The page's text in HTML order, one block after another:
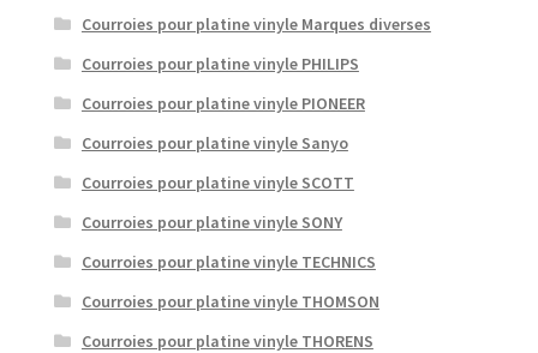
Courroies pour platine vinyle Marques diverses
Courroies pour platine vinyle PHILIPS
Courroies pour platine vinyle PIONEER
Courroies pour platine vinyle Sanyo
Courroies pour platine vinyle SCOTT
Courroies pour platine vinyle SONY
Courroies pour platine vinyle TECHNICS
Courroies pour platine vinyle THOMSON
Courroies pour platine vinyle THORENS